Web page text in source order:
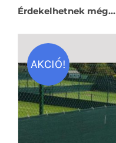
Érdekelhetnek még…
AKCIÓ!